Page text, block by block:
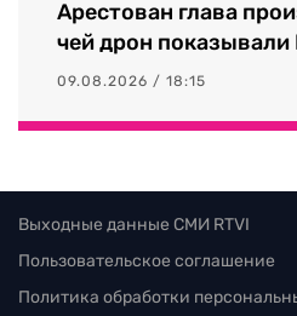
Арестован глава
чей дрон показывали
09.08.2026 / 18:15
Выходные данные СМИ RTVI
Пользовательское соглашение
Политика обработки